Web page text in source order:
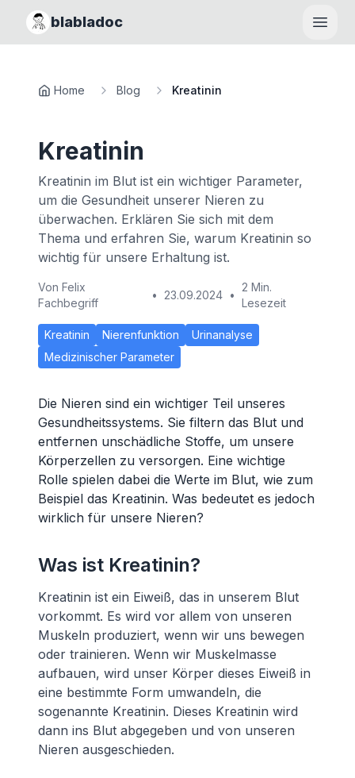
blabladoc
Home Blog Kreatinin
Kreatinin
Kreatinin im Blut ist ein wichtiger Parameter,
um die Gesundheit unserer Nieren zu
überwachen. Erklären Sie sich mit dem
Thema und erfahren Sie, warum Kreatinin so
wichtig für unsere Erhaltung ist.
Von Felix
Fachbegriff
• 23.09.2024 •
2 Min.
Lesezeit
Kreatinin Nierenfunktion
Urinanalyse
Medizinischer Parameter
Die Nieren sind ein wichtiger Teil unseres
Gesundheitssystems. Sie filtern das Blut und
entfernen unschädliche Stoffe, um unsere
Körperzellen zu versorgen. Eine wichtige
Rolle spielen dabei die Werte im Blut, wie zum
Beispiel das Kreatinin. Was bedeutet es jedoch
wirklich für unsere Nieren?
Was ist Kreatinin?
Kreatinin ist ein Eiweiß, das in unserem Blut
vorkommt. Es wird vor allem von unseren
Muskeln produziert, wenn wir uns bewegen
oder trainieren. Wenn wir Muskelmasse
aufbauen, wird unser Körper dieses Eiweiß in
eine bestimmte Form umwandeln, die
sogenannte Kreatinin. Dieses Kreatinin wird
dann ins Blut abgegeben und von unseren
Nieren ausgeschieden.